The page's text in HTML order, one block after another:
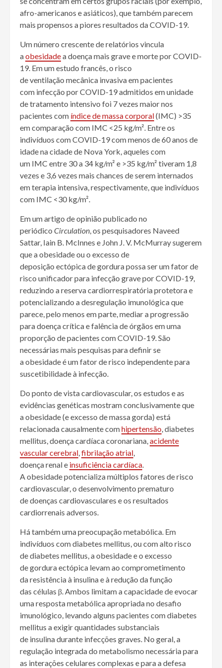
afro-americanos e asiáticos), que também parecem
mais propensos a piores resultados da COVID-19.
Um número crescente de relatórios vincula
aobesidadea doença mais grave e morte por COVID-
19. Em um estudo francês, o risco
deventilação mecânica invasiva em pacientes
com infecção por COVID-19 admitidos em unidade
de tratamento intensivo foi 7 vezes maior nos
pacientes com índice de massa corporal(IMC) >35
em comparação com IMC <25 kg/m². Entre os
indivíduos com COVID-19 com menos de 60 anos de
idade na cidade de Nova York, aqueles com
um IMC entre 30 a 34 kg/m² e >35 kg/m² tiveram 1,8
vezes e 3,6 vezes mais chances de serem internados
emterapia intensiva, respectivamente, que indivíduos
com IMC <30 kg/m².
Em um artigo de opinião publicado no
periódico Circulation, os pesquisadores Naveed
Sattar, Iain B. McInnes e John J. V. McMurray sugerem
que aobesidadeou o excesso de
deposição ectópicadegordurapossa ser umfator de
risco unificador para infecção grave por COVID-19,
reduzindo a reserva cardiorrespiratória protetora e
potencializando a desregulação imunológica que
parece, pelo menos em parte, mediar a progressão
para doença crítica e falência de órgãos em uma
proporção de pacientes com COVID-19. São
necessárias mais pesquisas para definir se
aobesidadeé umfator de risco independente para
suscetibilidade à infecção.
Do ponto de vista cardiovascular, os estudos e as
evidências genéticas mostram conclusivamente que
aobesidade(e excesso demassa gorda) está
relacionada causalmente comhipertensão,diabetes
mellitus, doença cardíaca coronariana,acidente
vascular cerebral,fibrilação atrial,
doençarenale insuficiência cardíaca.
Aobesidadepotencializa múltiplos fatores de risco
cardiovascular, o desenvolvimento prematuro
dedoenças cardiovasculares e os resultados
cardiorrenais adversos.
Há também uma preocupação metabólica. Em
indivíduos comdiabetes mellitus, ou com alto risco
dediabetes mellitus, aobesidadee o excesso
degorduraectópica levam ao comprometimento
daresistência à insulinae à redução da função
das células β. Ambos limitam a capacidade de evocar
uma resposta metabólica apropriada no desafio
imunológico, levando alguns pacientes comdiabetes
mellitus a exigir quantidades substanciais
de insulinadurante infecções graves. No geral, a
regulação integrada do metabolismo necessária para
as interações celulares complexas e para a defesa